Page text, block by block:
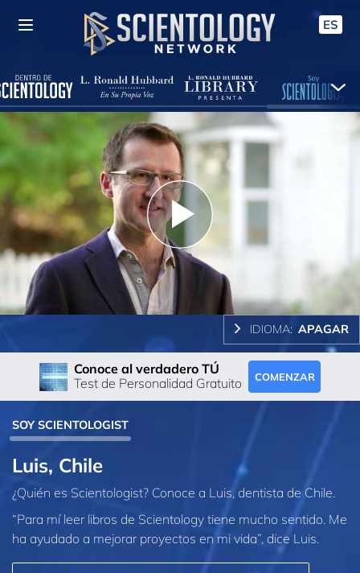
ES
Play
Video
IDIOMA: APAGAR
Conoce al verdadero TÚ
Test de Personalidad Gratuito
COMENZAR
SOY SCIENTOLOGIST
Luis, Chile
¿Quién es Scientologist? Conoce a Luis, dentista de Chile.
“Para mí leer libros de Scientology tiene mucho sentido. Me
ha ayudado a mejorar proyectos en mi vida”, dice Luis.